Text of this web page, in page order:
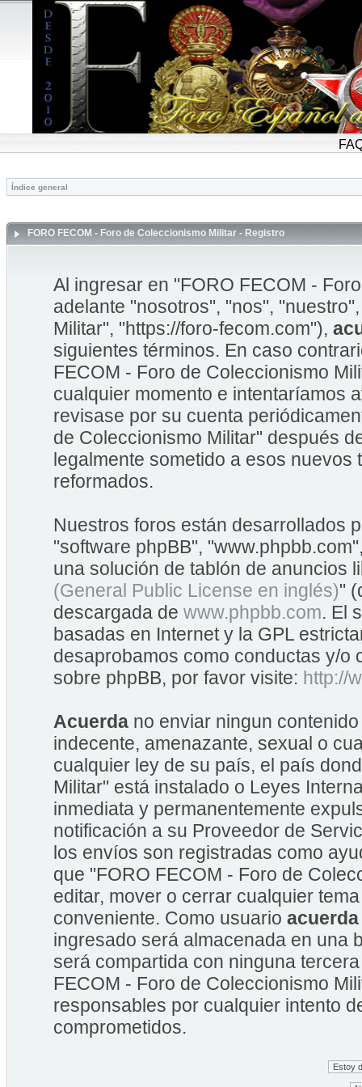
Índice general
FORO FECOM - Foro de Coleccionismo Militar - Registro
Al ingresar en "FORO FECOM -
adelante "nosotros", "nos",
Militar", "https://foro-fecom.com"),
siguientes términos. En caso
FECOM - Foro de Coleccionismo
cualquier momento e intentaríamos
revisase por su cuenta
de Coleccionismo Militar" después
legalmente sometido a esos
reformados.
Nuestros foros están desarrollados
"software phpBB",
una solución de tablón de anuncios
(General Public License en inglés)"
descargada de www.phpbb.com. El
basadas en Internet y la GPL
desaprobamos como conductas y/o
sobre phpBB, por favor visite: http://
Acuerda no enviar ningun
indecente, amenazante, sexual o
cualquier ley de su país, el país
Militar" está instalado o Leyes
inmediata y permanentemente
notificación a su Proveedor de
los envíos son registradas como
que "FORO FECOM - Foro de
editar, mover o cerrar cualquier
conveniente. Como usuario acuerda
ingresado será almacenada en una
será compartida con ninguna
FECOM - Foro de Coleccionismo
responsables por cualquier intento
comprometidos.